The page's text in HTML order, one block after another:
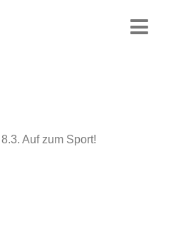
8.3. Auf zum Sport!